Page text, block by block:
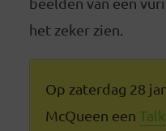
het zeker zien.
Op zaterdag 28
McQueen een Talk